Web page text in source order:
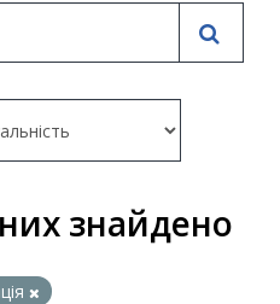
знайдено